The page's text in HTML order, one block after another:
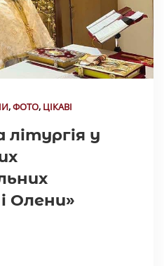
,ФОТО, ЦІКАВІ
у
Олени»